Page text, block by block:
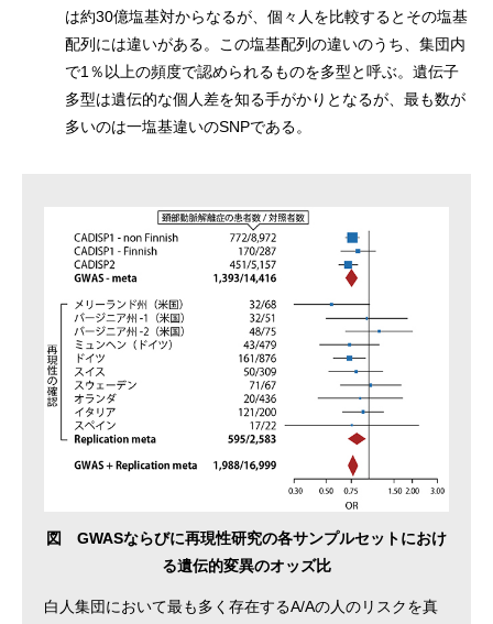
は約30億塩基対からなるが、個々人を比較するとその塩基
配列には違いがある。この塩基配列の違いのうち、集団内
で1％以上の頻度で認められるものを多型と呼ぶ。遺伝子
多型は遺伝的な個人差を知る手がかりとなるが、最も数が
多いのは一塩基違いのSNPである。
図 GWASならびに再現性研究の各サンプルセットにおけ
る遺伝的変異のオッズ比
白人集団において最も多く存在するA/Aの人のリスクを真